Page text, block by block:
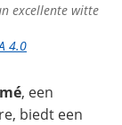
excellente witte
4.0
, een
biedt een